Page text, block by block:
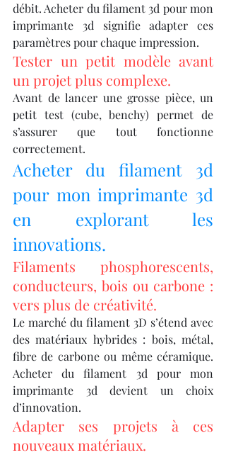
débit. Acheter du filament 3d pour mon
imprimante 3d signifie adapter ces
paramètres pour chaque impression.
Tester un petit modèle avant
un projet plus complexe.
Avant de lancer une grosse pièce, un
petit test (cube, benchy) permet de
s’assurer que tout fonctionne
correctement.
Acheter du filament 3d
pour mon imprimante 3d
en explorant les
innovations.
Filaments phosphorescents,
conducteurs, bois ou carbone :
vers plus de créativité.
Le marché du filament 3D s’étend avec
des matériaux hybrides : bois, métal,
fibre de carbone ou même céramique.
Acheter du filament 3d pour mon
imprimante 3d devient un choix
d’innovation.
Adapter ses projets à ces
nouveaux matériaux.